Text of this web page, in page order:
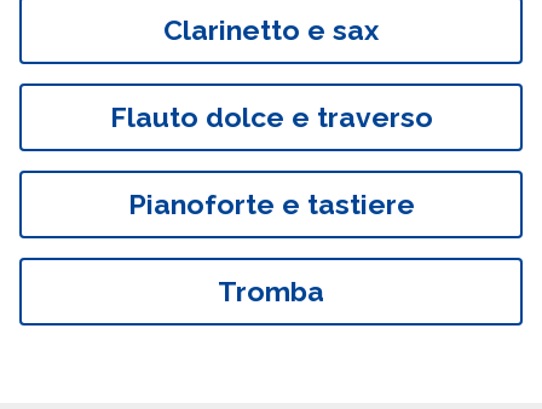
Clarinetto e sax
Flauto dolce e traverso
Pianoforte e tastiere
Tromba